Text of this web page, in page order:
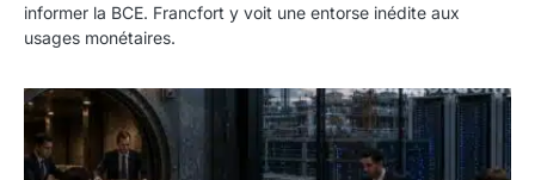
informer la BCE. Francfort y voit une entorse inédite aux
usages monétaires.
Jane Street négocie le transfert de 11 milliards de